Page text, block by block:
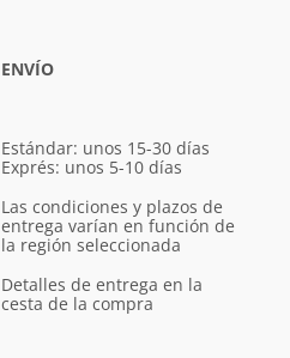
ENVÍO
Estándar: unos 15-30 días
Exprés: unos 5-10 días
Las condiciones y plazos de
entrega varían en función de
la región seleccionada
Detalles de entrega en la
cesta de la compra